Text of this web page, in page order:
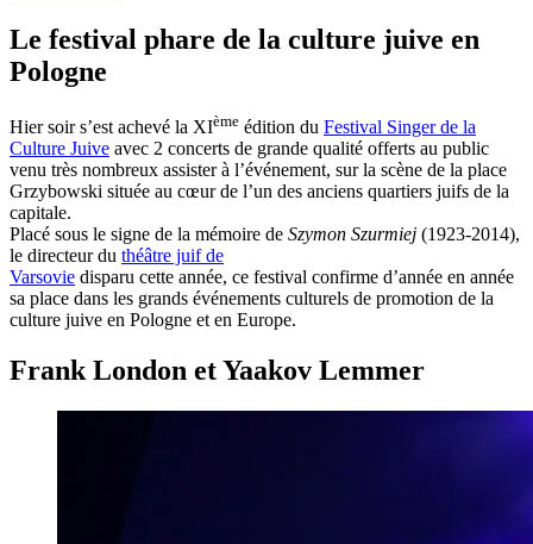
Le festival phare de la culture juive en
Pologne
Hier soir s’est achevé la XIème édition du Festival Singer de la
Culture Juive avec 2 concerts de grande qualité offerts au public
venu très nombreux assister à l’événement, sur la scène de la place
Grzybowski située au cœur de l’un des anciens quartiers juifs de la
capitale.
Placé sous le signe de la mémoire de Szymon Szurmiej (1923-2014),
le directeur du théâtre juif de
Varsovie disparu cette année, ce festival confirme d’année en année
sa place dans les grands événements culturels de promotion de la
culture juive en Pologne et en Europe.
Frank London et Yaakov Lemmer